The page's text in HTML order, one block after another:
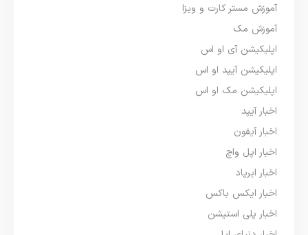
آموزش مستر کارت و ویزا
آموزش مک
اپلیکیشن آی او اس
اپلیکیشن آیپد او اس
اپلیکیشن مک او اس
اخبار آیپد
اخبار آیفون
اخبار اپل واچ
اخبار ایرپاد
اخبار ایکس باکس
اخبار پلی استیشن